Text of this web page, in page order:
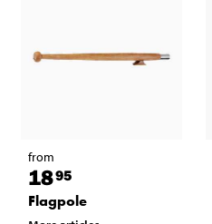
from
1895
Flagpole